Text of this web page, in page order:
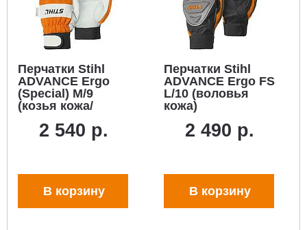
Перчатки Stihl
ADVANCE Ergo
(Special) M/9
(козья кожа/
2 540 р.
В корзину
Перчатки Stihl
ADVANCE Ergo FS
L/10 (воловья
кожа)
2 490 р.
В корзину